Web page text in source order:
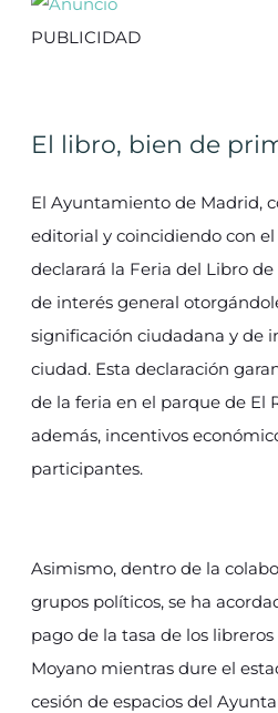
PUBLICIDAD
El libro, bien de
El Ayuntamiento de Madrid,
editorial y coincidiendo con el
declarará la Feria del Libro
de interés general
significación ciudadana y de
ciudad. Esta declaración
de la feria en el parque de El
además, incentivos
participantes.
Asimismo, dentro de la
grupos políticos, se ha
pago de la tasa de los
Moyano mientras dure el
cesión de espacios del